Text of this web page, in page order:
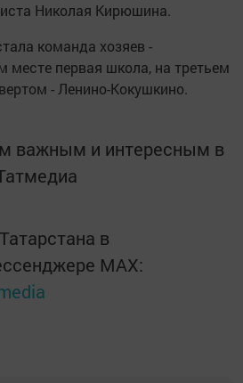
Николая Кирюшина.
команда хозяев -
месте первая школа, на третьем
- Ленино-Кокушкино.
важным и интересным в
в
MАХ: